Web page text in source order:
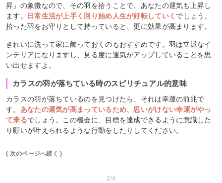
昇」の象徴なので、その羽を拾うことで、あなたの運気も上昇し
ます。
日常生活が上手く回り始め人生が好転していく でしょう。
拾った羽をお守りとして持っていると、更に効果が高まります。
きれいに洗って家に飾っておくのもおすすめです。羽は立派なイ
ンテリアになりますし、見る度に運気がアップしていることを思
い出せますよ。
カラスの羽が落ちている時のスピリチュアル的意味
カラスの羽が落ちているのを見つけたら、それは幸運の前兆で
す。 あなたの運気が高まっているため、思いがけない幸運がやっ
て来るでしょう。この機会に、目標を達成できるように意識した
り願いが叶えられるような行動をしたりしてください。
( 次のページへ続く )
2/4